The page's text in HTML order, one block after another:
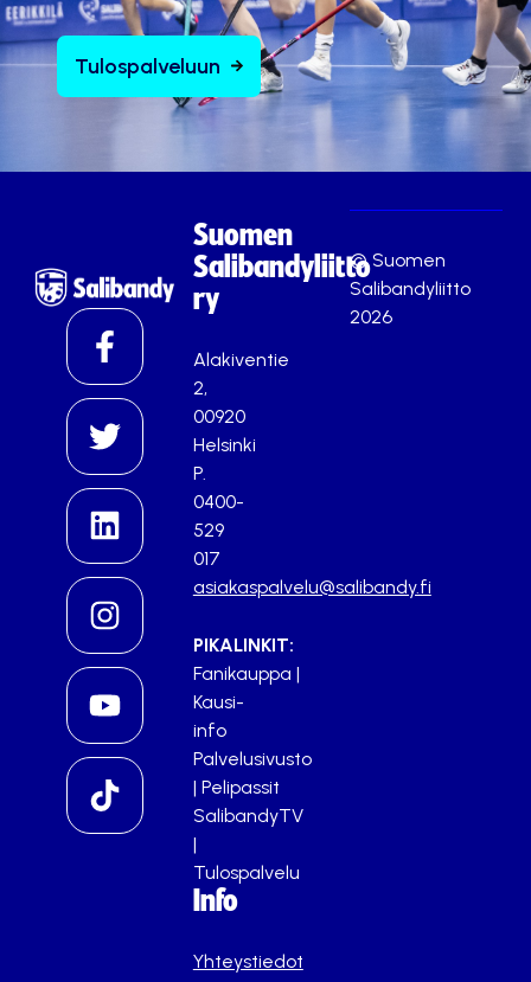
Tulospalveluun
Suomen
Salibandyliitto
ry
Alakiventie
2,
00920
Helsinki
P.
0400-
529
017
asiakaspalvelu@salibandy.fi
PIKALINKIT:
Fanikauppa |
Kausi-
info
Palvelusivusto
| Pelipassit
SalibandyTV
|
Tulospalvelu
Info
Yhteystiedot
© Suomen
Salibandyliitto
2026